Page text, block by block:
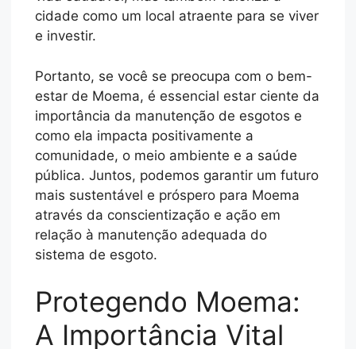
cidade como um local atraente para se viver
e investir.
Portanto, se você se preocupa com o bem-
estar de Moema, é essencial estar ciente da
importância da manutenção de esgotos e
como ela impacta positivamente a
comunidade, o meio ambiente e a saúde
pública. Juntos, podemos garantir um futuro
mais sustentável e próspero para Moema
através da conscientização e ação em
relação à manutenção adequada do
sistema de esgoto.
Protegendo Moema:
A Importância Vital